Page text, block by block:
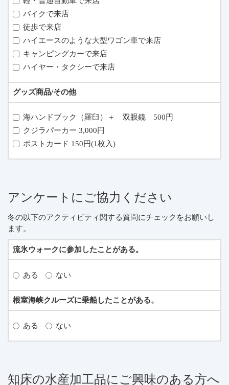
バイクで来店
徒歩で来店
ハイエースのような大型ワゴン車で来店
キャンピングカーで来店
ハイヤー・タクシーで来店
グッズ商品/その他
海ハンドブック（羅臼）＋ 双眼鏡 500円
クジラパーカー 3,000円
ポストカード 150円(1枚入)
アンケートにご協力ください
冬の以下のアクティビティ関する質問にチェックをお願いし
ます。
流氷ウォークに参加したことがある。
ある ない
根室海峡クルーズに乗船したことがある。
ある ない
知床の水産加工品にご興味のある方へ